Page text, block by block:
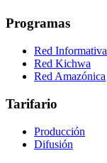
Programas
Red Informativa
Red Kichwa
Red Amazónica
Tarifario
Producción
Difusión